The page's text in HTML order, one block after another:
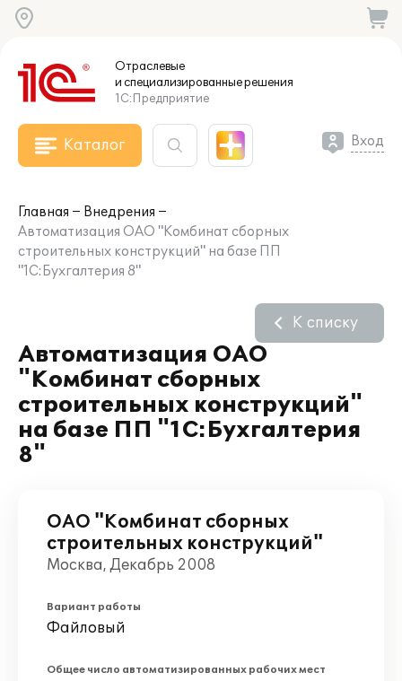
Отраслевые
и специализированныерешения
1С:Предприятие
Каталог Вход
Главная
Внедрения
Автоматизация ОАО "Комбинат сборных
строительных конструкций" на базе ПП
"1С:Бухгалтерия 8"
Автоматизация ОАО
"Комбинат сборных
строительных конструкций"
на базе ПП "1С:Бухгалтерия
8"
К списку
ОАО "Комбинат сборных
строительных конструкций"
Москва, Декабрь 2008
Вариант работы
Файловый
Общее число автоматизированных рабочих мест